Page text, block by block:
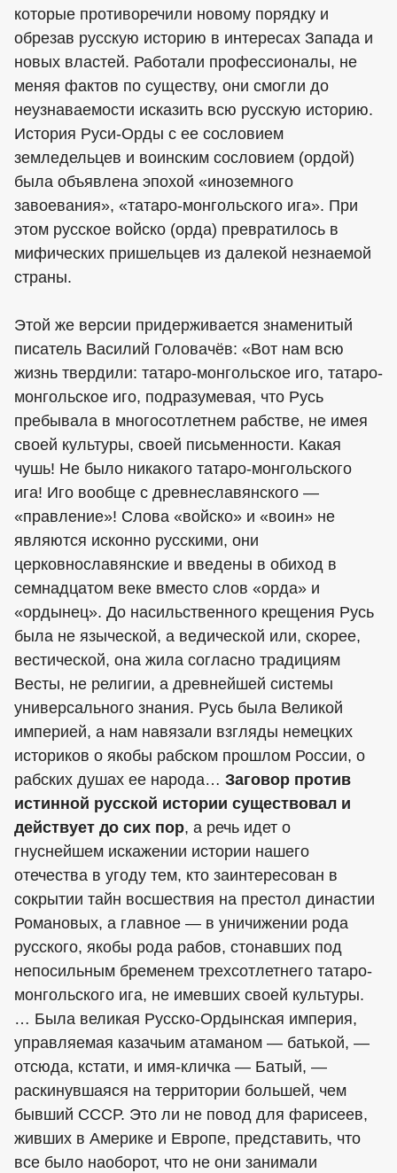
которые противоречили новому порядку и
обрезав русскую историю в интересах Запада и
новых властей. Работали профессионалы, не
меняя фактов по существу, они смогли до
неузнаваемости исказить всю русскую историю.
История Руси-Орды с ее сословием
земледельцев и воинским сословием (ордой)
была объявлена эпохой «иноземного
завоевания», «татаро-монгольского ига». При
этом русское войско (орда) превратилось в
мифических пришельцев из далекой незнаемой
страны.
Этой же версии придерживается знаменитый
писатель Василий Головачёв: «Вот нам всю
жизнь твердили: татаро-монгольское иго, татаро-
монгольское иго, подразумевая, что Русь
пребывала в многосотлетнем рабстве, не имея
своей культуры, своей письменности. Какая
чушь! Не было никакого татаро-монгольского
ига! Иго вообще с древнеславянского —
«правление»! Слова «войско» и «воин» не
являются исконно русскими, они
церковнославянские и введены в обиход в
семнадцатом веке вместо слов «орда» и
«ордынец». До насильственного крещения Русь
была не языческой, а ведической или, скорее,
вестической, она жила согласно традициям
Весты, не религии, а древнейшей системы
универсального знания. Русь была Великой
империей, а нам навязали взгляды немецких
историков о якобы рабском прошлом России, о
рабских душах ее народа… Заговор против
истинной русской истории существовал и
действует до сих пор, а речь идет о
гнуснейшем искажении истории нашего
отечества в угоду тем, кто заинтересован в
сокрытии тайн восшествия на престол династии
Романовых, а главное — в уничижении рода
русского, якобы рода рабов, стонавших под
непосильным бременем трехсотлетнего татаро-
монгольского ига, не имевших своей культуры.
… Была великая Русско-Ордынская империя,
управляемая казачьим атаманом — батькой, —
отсюда, кстати, и имя-кличка — Батый, —
раскинувшаяся на территории большей, чем
бывший СССР. Это ли не повод для фарисеев,
живших в Америке и Европе, представить, что
все было наоборот, что не они занимали